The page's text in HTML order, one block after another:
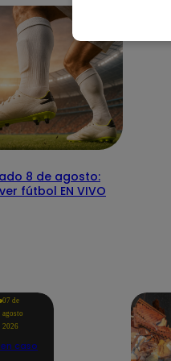
8 de agosto:
fútbol EN VIVO
07 de
agosto
2026
caso